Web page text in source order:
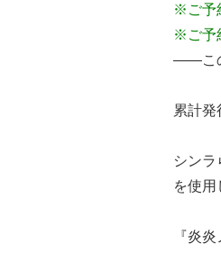
※ご予
※ご予
――こ
累計発
シン
を使用
『炎